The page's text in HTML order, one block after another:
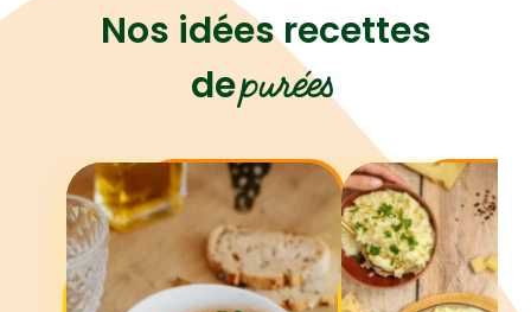
Nos idées recettes
depurées